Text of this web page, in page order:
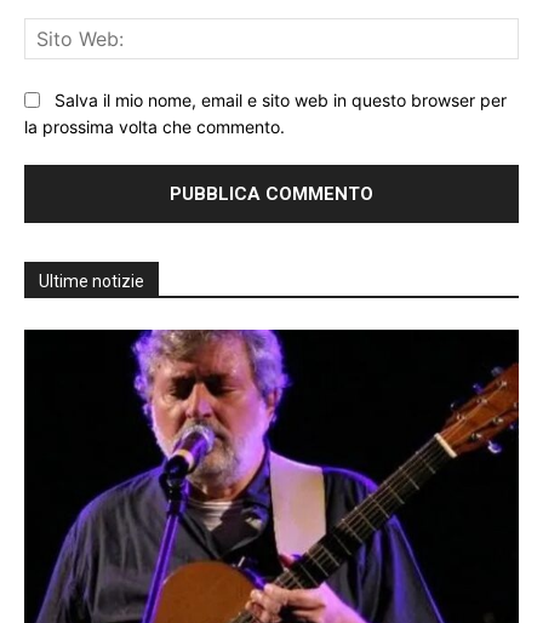
Salva il mio nome, email e sito web in questo browser per
la prossima volta che commento.
Ultime notizie